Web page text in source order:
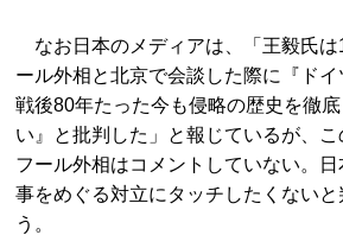
なお日本のメディアは、「王毅氏は
ール外相と北京で会談した際に『ド
戦後80年たった今も侵略の歴史を徹
い』と批判した」と報じているが、
フール外相はコメントしていない。
事をめぐる対立にタッチしたくない
う。